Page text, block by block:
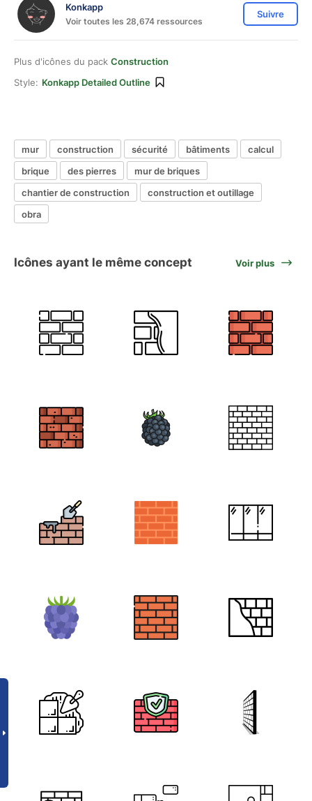
Konkapp
Voir toutes les 28,674 ressources
Suivre
Plus d'icônes du pack Construction
Style: Konkapp Detailed Outline
mur construction sécurité bâtiments
calcul
brique
des pierres
mur de briques
chantier de construction
construction et outillage
obra
Icônes ayant le même concept Voir plus